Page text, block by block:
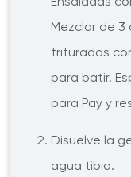
Mezclar de
trituradas
para batir.
para Pay y
Disuelve la
agua tibia.